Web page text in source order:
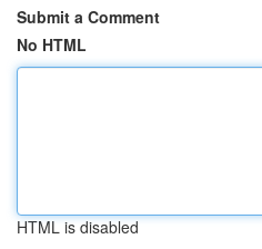
Submit a Comment
No HTML
HTML is disabled